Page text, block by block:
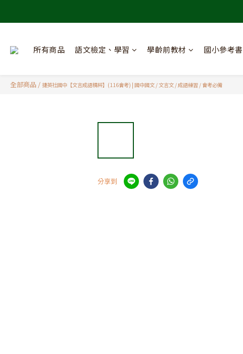
所有商品 語文檢定、學習 學齡前教材 國小參考書
全部商品 / 捷英社國中【文言成語精粹】(116會考) | 國中國文 / 文言文 / 成語練習 / 會考必備
分享到